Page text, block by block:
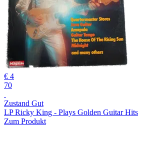
€ 4
70
Zustand Gut
LP Ricky King - Plays Golden Guitar Hits
Zum Produkt